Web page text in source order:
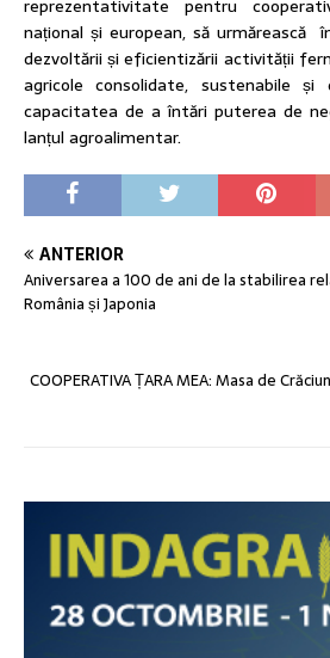
reprezentativitate pentru
național și european, să urmărească
dezvoltării și eficientizării activității
agricole consolidate, sustenabile și
capacitatea de a întări puterea de
lanțul agroalimentar.
ANTERIOR
Aniversarea a 100 de ani de la stabilirea
România și Japonia
COOPERATIVA ȚARA MEA: Masa de